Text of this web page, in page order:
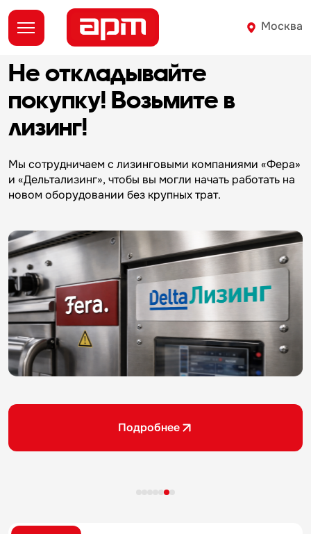
Москва
Не откладывайте
покупку! Возьмите в
лизинг!
Мы сотрудничаем с лизинговыми компаниями «Фера»
и «Дельтализинг», чтобы вы могли начать работать на
новом оборудовании без крупных трат.
Подробнее